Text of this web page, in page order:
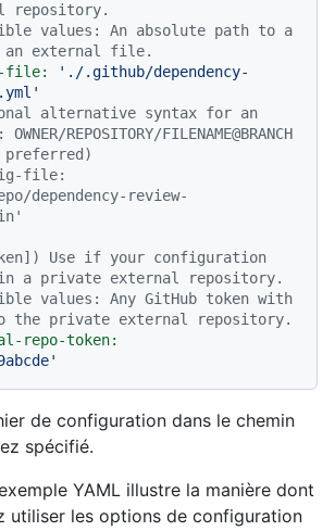
repository.
values: An absolute path to a
external file.
file:
'./.github/dependency-
alternative syntax for an
REPOSITORY/FILENAME@BRANCH
preferred)
file:
dependency-review-
Use if your configuration
a private external repository.
values: Any GitHub token with
the private external repository.
repo-token:
de configuration dans le chemin
spécifié.
YAML illustre la manière dont
utiliser les options de configuration